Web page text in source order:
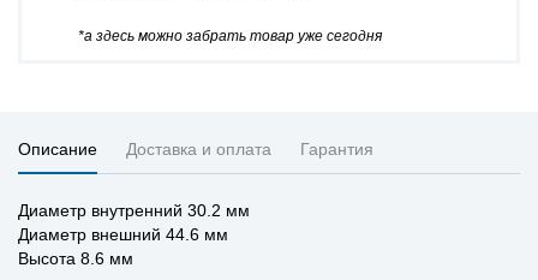
*а здесь можно забрать товар уже сегодня
Описание Доставка и оплата Гарантия
Диаметр внутренний 30.2 мм
Диаметр внешний 44.6 мм
Высота 8.6 мм